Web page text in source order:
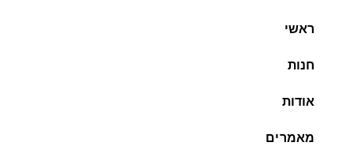
ראשי
חנות
אודות
מאמרים